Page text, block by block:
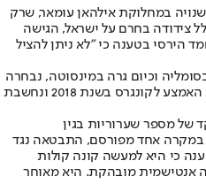
במחלוקת אילהאן עומאר, שרק
צידודה בחרם על ישראל, הגישה
הירסי בטענה כי "לא ניתן להציל
בת ה-38 שנולדה בסומליה וכיום גרה במינסוטה, נבחרה
במסגרת הגל הדמוקרטי של בחירות האמצע לקונגרס בשנת 2018 ונחשבת
מספר שערוריות בגין
במקרה אחד מפורסם, התבטאה נגד
כי היא למעשה קונה קולות
אנטישמית מובהקת. היא מאוחר